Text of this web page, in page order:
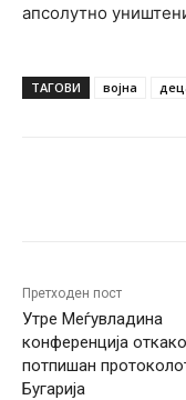
апсолутно
ТАГОВИ војна
Претходен пост
Утре Меѓувладина
конференција
потпишан
Бугарија